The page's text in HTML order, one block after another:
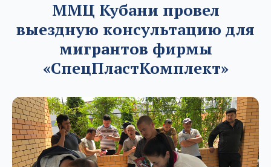
ММЦ Кубани провел
выездную консультацию для
мигрантов фирмы
«СпецПластКомплект»